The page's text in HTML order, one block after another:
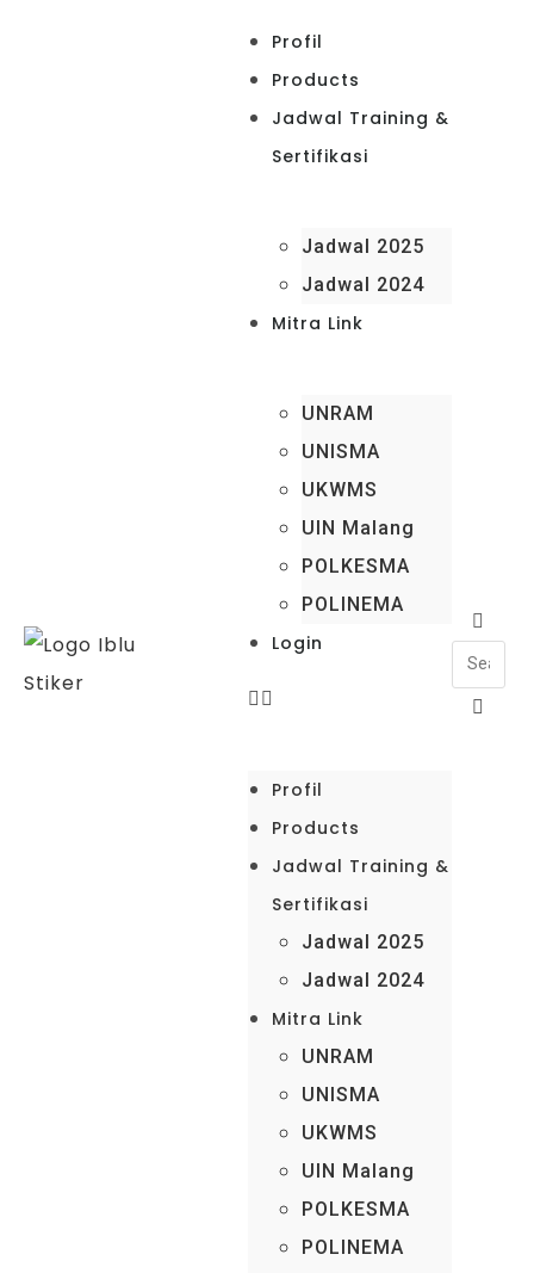
Profil
Products
Jadwal Training &
Sertifikasi
Jadwal 2025
Jadwal 2024
Mitra Link
UNRAM
UNISMA
UKWMS
UIN Malang
POLKESMA
POLINEMA
Login
Profil
Products
Jadwal Training &
Sertifikasi
Jadwal 2025
Jadwal 2024
Mitra Link
UNRAM
UNISMA
UKWMS
UIN Malang
POLKESMA
POLINEMA